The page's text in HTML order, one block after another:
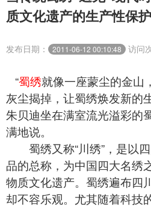
质文化遗产的生产性保护
发布日期： 2011-06-12 00:10:48 访问
“蜀绣就像一座蒙尘的金山
灰尘揭掉，让蜀绣焕发新的
朱贝迪坐在满室流光溢彩的
满地说。
蜀绣又称“川绣”，是以四
品的总称，为中国四大名绣
物质文化遗产。 蜀绣遍布四
却不容乐观。尤其随着科技